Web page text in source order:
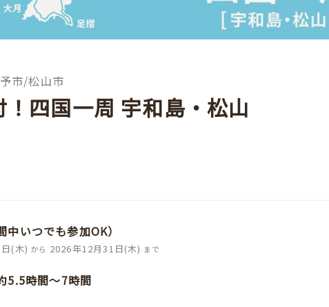
市/松山市
四国一周 宇和島・松山
中いつでも参加OK）
(木) から 2026年12月31日(木) まで
5.5時間〜7時間